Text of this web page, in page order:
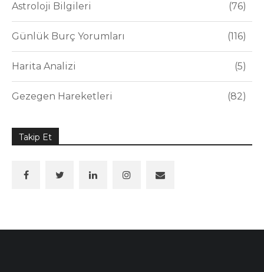
Astroloji Bilgileri 76
Günlük Burç Yorumları 116
Harita Analizi 5
Gezegen Hareketleri 82
Takip Et